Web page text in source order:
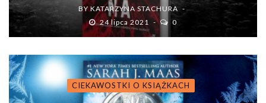
BY KATARZYNA STACHURA
24 lipca 2021
0
CIEKAWOSTKI O KSIĄŻKACH